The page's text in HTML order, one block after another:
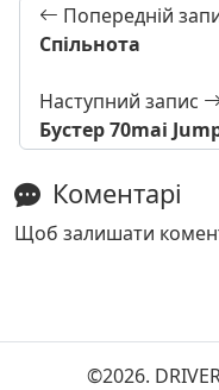
Попередній
Спільнота
Наступний запис
Бустер 70mai
Коментарі
Щоб залишати
©2026.